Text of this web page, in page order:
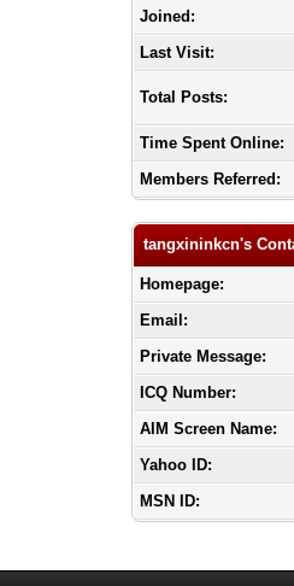
Joined:
Last Visit:
Total Posts:
Time Spent Online:
Members Referred:
tangxininkcn's
Homepage:
Email:
Private Message:
ICQ Number:
AIM Screen Name:
Yahoo ID:
MSN ID: